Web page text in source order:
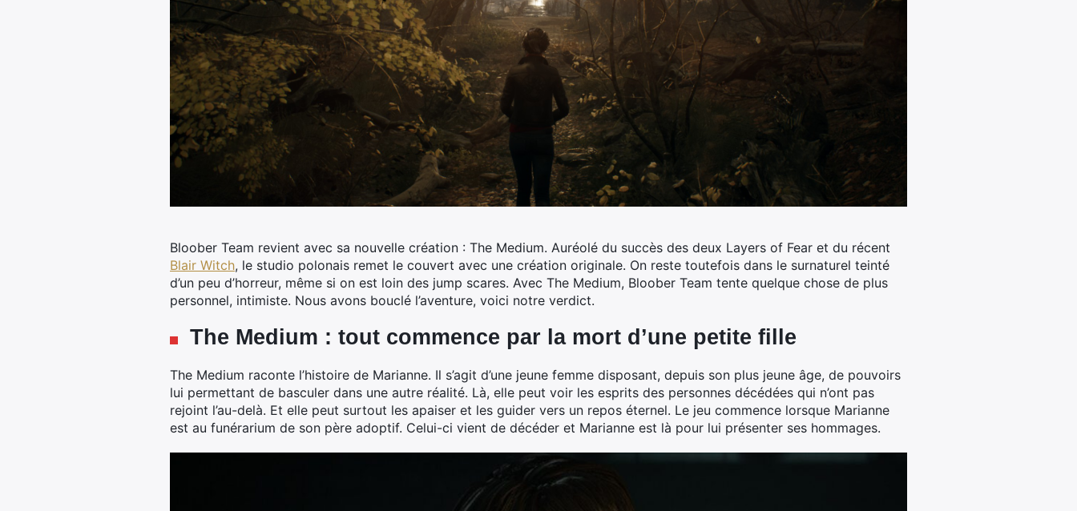
Bloober Team revient avec sa nouvelle création : The Medium. Auréolé du succès des deux Layers of Fear et du récent
Blair Witch, le studio polonais remet le couvert avec une création originale. On reste toutefois dans le surnaturel teinté
d’un peu d’horreur, même si on est loin des jump scares. Avec The Medium, Bloober Team tente quelque chose de plus
personnel, intimiste. Nous avons bouclé l’aventure, voici notre verdict.
The Medium : tout commence par la mort d’une petite fille
The Medium raconte l’histoire de Marianne. Il s’agit d’une jeune femme disposant, depuis son plus jeune âge, de pouvoirs
lui permettant de basculer dans une autre réalité. Là, elle peut voir les esprits des personnes décédées qui n’ont pas
rejoint l’au-delà. Et elle peut surtout les apaiser et les guider vers un repos éternel. Le jeu commence lorsque Marianne
est au funérarium de son père adoptif. Celui-ci vient de décéder et Marianne est là pour lui présenter ses hommages.